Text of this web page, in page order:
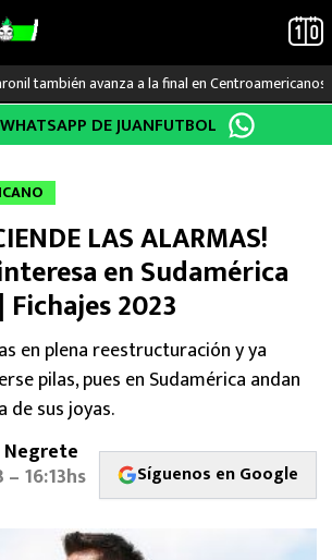
también avanza a la final en Centroamericanos
EXTRANJERO
DE JUANFUTBOL
LAS ALARMAS!
en Sudamérica
Fichajes 2023
en plena reestructuración y ya
pilas, pues en Sudamérica andan
de sus joyas.
16:13hs Síguenos en Google